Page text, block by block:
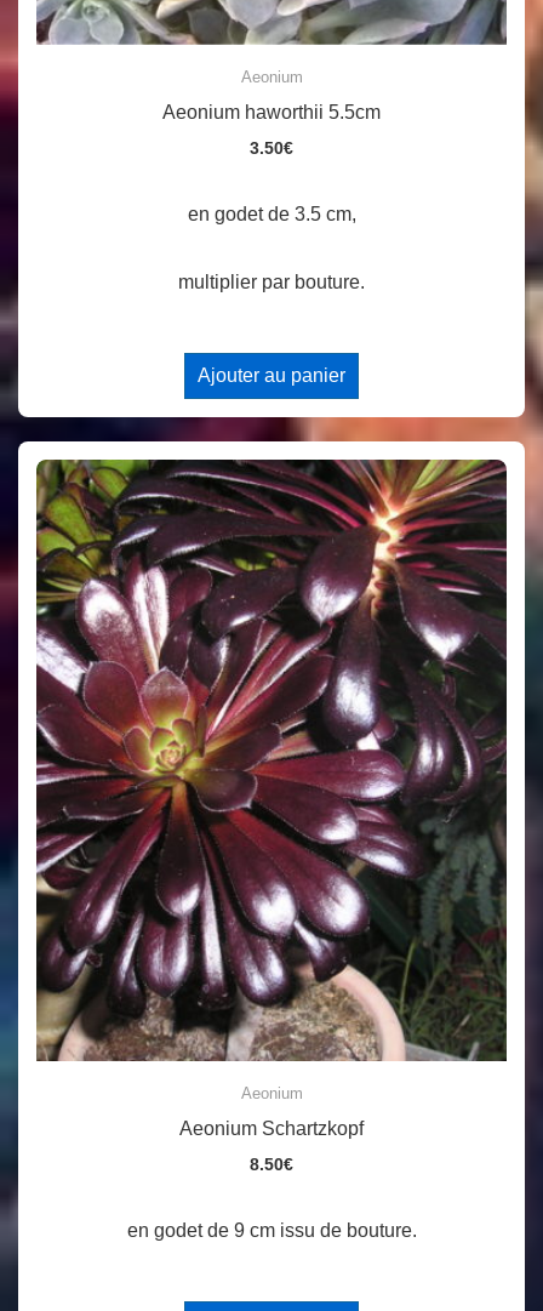
Aeonium
Aeonium haworthii 5.5cm
3.50€
en godet de 3.5 cm,
multiplier par bouture.
Ajouter au panier
Aeonium
Aeonium Schartzkopf
8.50€
en godet de 9 cm issu de bouture.